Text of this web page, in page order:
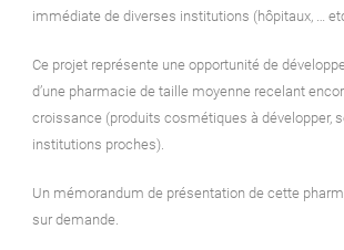
immédiate de diverses institutions (hôpitaux, …
Ce projet représente une opportunité de
d’une pharmacie de taille moyenne recelant
croissance (produits cosmétiques à développer,
institutions proches).
Un mémorandum de présentation de cette
sur demande.